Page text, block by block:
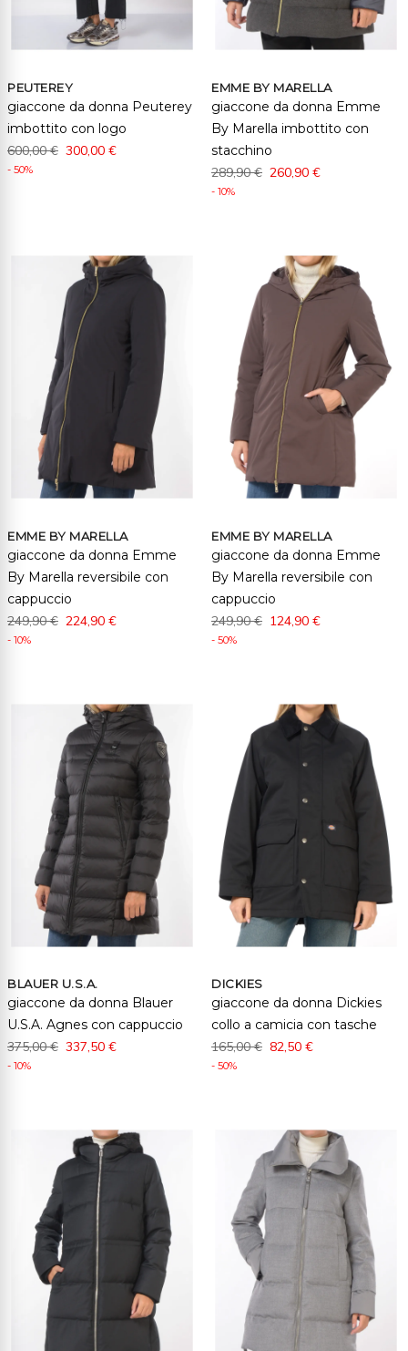
PEUTEREY
giaccone da donna Peuterey
imbottito con logo
600,00 € 300,00 €
- 50%
EMME BY MARELLA
giaccone da donna Emme
By Marella imbottito con
stacchino
289,90 € 260,90 €
- 10%
EMME BY MARELLA
giaccone da donna Emme
By Marella reversibile con
cappuccio
249,90 € 224,90 €
- 10%
EMME BY MARELLA
giaccone da donna Emme
By Marella reversibile con
cappuccio
249,90 € 124,90 €
- 50%
BLAUER U.S.A.
giaccone da donna Blauer
U.S.A. Agnes con cappuccio
375,00 € 337,50 €
- 10%
DICKIES
giaccone da donna Dickies
collo a camicia con tasche
165,00 € 82,50 €
- 50%